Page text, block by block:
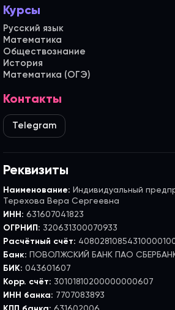
Курсы
Русский язык
Математика
Обществознание
История
Математика (ОГЭ)
Контакты
Telegram
Реквизиты
Наименование: Индивидуальный
Терехова Вера Сергеевна
ИНН: 631607041823
ОГРНИП: 320631300070933
Расчётный счёт:
Банк: ПОВОЛЖСКИЙ БАНК ПАО
БИК: 043601607
Корр. счёт: 30101810200000000607
ИНН банка: 7707083893